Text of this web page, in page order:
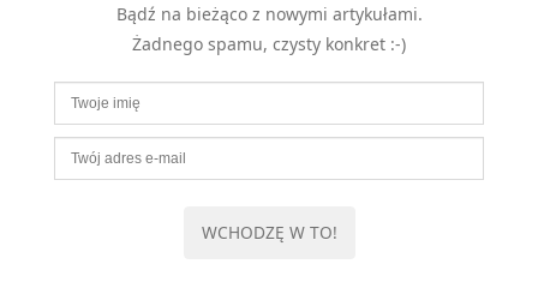
WordPress
MOBILE
Android
KONTROLA WERSJI
SQL
Bądź na bieżąco z nowymi artykułami.
Żadnego spamu, czysty konkret :-)